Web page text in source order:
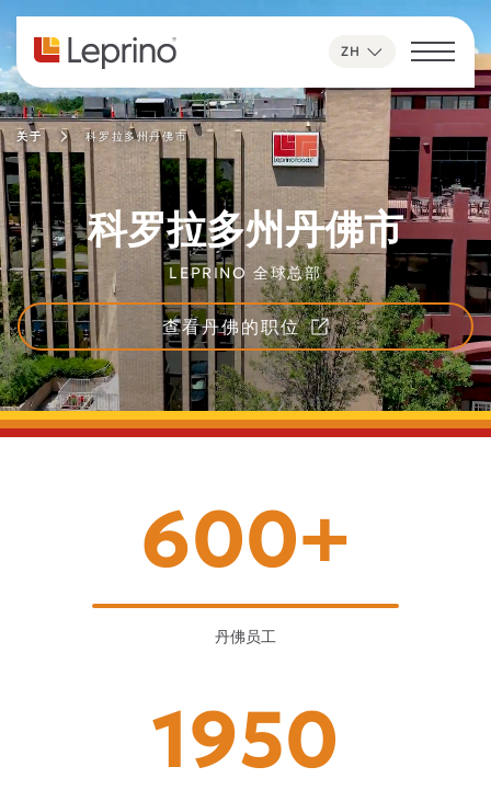
ZH
关于 科罗拉多州丹佛市
科罗拉多州丹佛市
LEPRINO 全球总部
查看丹佛的职位
600+
丹佛员工
1950